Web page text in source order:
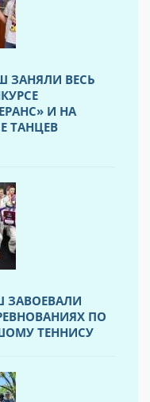
ЗАНЯЛИ ВЕСЬ
И НА
ТАНЦЕВ
ЗАВОЕВАЛИ
ПО
ТЕННИСУ